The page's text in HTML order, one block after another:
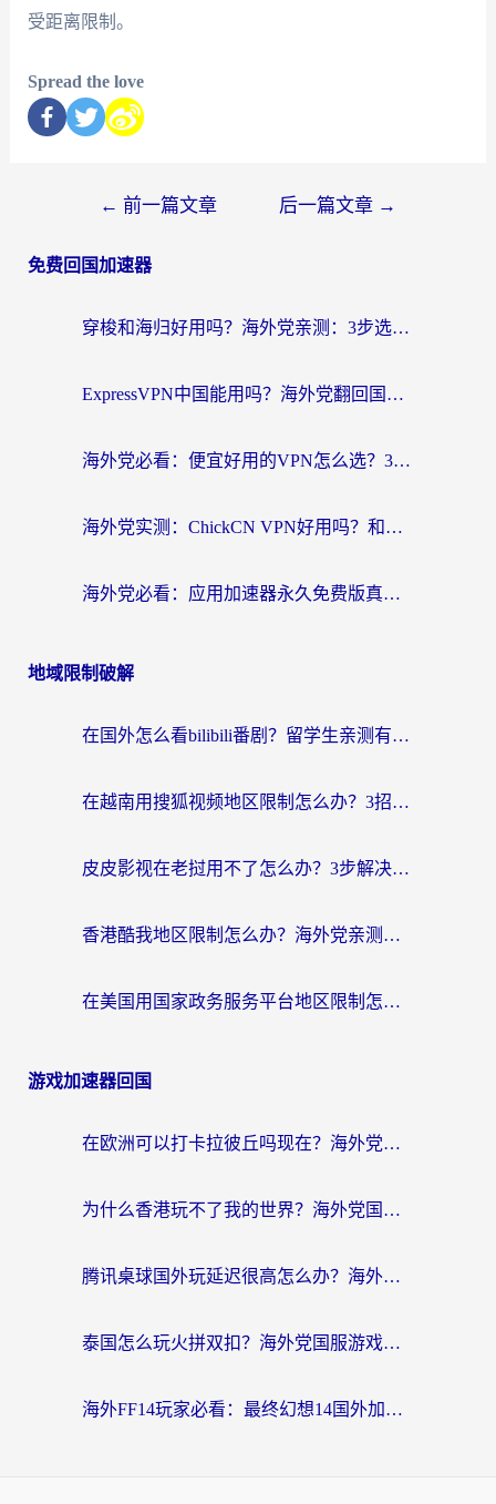
受距离限制。
Spread the love
← 前一篇文章 后一篇文章 →
免费回国加速器
穿梭和海归好用吗？海外党亲测：3步选对回国加速器，无缝刷国内剧玩手游
ExpressVPN中国能用吗？海外党翻回国内的加速器选择指南（附番茄加速器实测）
海外党必看：便宜好用的VPN怎么选？3步解决回国访问难题+Steam改区技巧
海外党实测：ChickCN VPN好用吗？和OurPlay VPN对比哪个回国效果更好？附避坑指南
海外党必看：应用加速器永久免费版真的靠谱吗？教你选对回国加速器无缝刷国内资源
地域限制破解
在国外怎么看bilibili番剧？留学生亲测有效的地域限制突破指南（附酷我酷狗音乐解决方法）
在越南用搜狐视频地区限制怎么办？3招解决海外看国内剧难题（附西瓜视频CCTV观看技巧）
皮皮影视在老挝用不了怎么办？3步解决海外看国内影视&财经的痛点
香港酷我地区限制怎么办？海外党亲测有效的回国加速方案来了
在美国用国家政务服务平台地区限制怎么办？海外华人必备的突破攻略（附追剧看片技巧）
游戏加速器回国
在欧洲可以打卡拉彼丘吗现在？海外党国服游戏加速器终极避坑指南
为什么香港玩不了我的世界？海外党国服游戏加速终极解决方案
腾讯桌球国外玩延迟很高怎么办？海外党亲测有效的国服游戏加速指南
泰国怎么玩火拼双扣？海外党国服游戏加速终极指南（附暗区突围植物大战僵尸实测）
海外FF14玩家必看：最终幻想14国外加速器下载安装全攻略+卡顿解决秘籍